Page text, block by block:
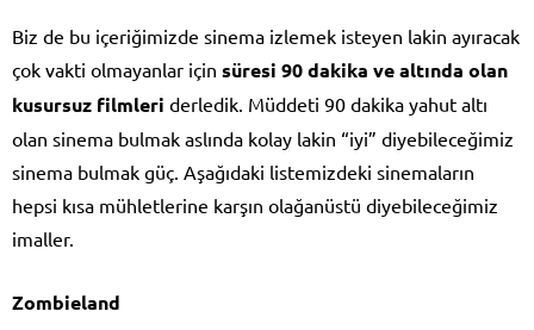
Biz de bu içeriğimizde sinema izlemek isteyen lakin ayıracak
çok vakti olmayanlar için süresi 90 dakika ve altında olan
kusursuz filmleri derledik. Müddeti 90 dakika yahut altı
olan sinema bulmak aslında kolay lakin “iyi” diyebileceğimiz
sinema bulmak güç. Aşağıdaki listemizdeki sinemaların
hepsi kısa mühletlerine karşın olağanüstü diyebileceğimiz
imaller.
Zombieland